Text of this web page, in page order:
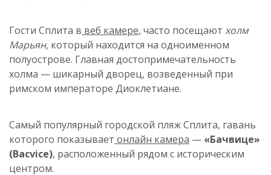
Гости Сплита в веб камере, часто посещают холм
Марьян, который находится на одноименном
полуострове. Главная достопримечательность
холма — шикарный дворец, возведенный при
римском императоре Диоклетиане.
Самый популярный городской пляж Сплита, гавань
которого показывает онлайн камера — «Бачвице»
(Bacvice), расположенный рядом с историческим
центром.